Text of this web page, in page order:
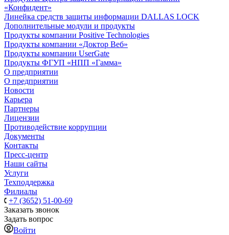
«Конфидент»
Линейка средств защиты информации DALLAS LOCK
Дополнительные модули и продукты
Продукты компании Positive Technologies
Продукты компании «Доктор Веб»
Продукты компании UserGate
Продукты ФГУП «НПП «Гамма»
О предприятии
О предприятии
Новости
Карьера
Партнеры
Лицензии
Противодействие коррупции
Документы
Контакты
Пресс-центр
Наши сайты
Услуги
Техподдержка
Филиалы
+7 (3652) 51-00-69
Заказать звонок
Задать вопрос
Войти